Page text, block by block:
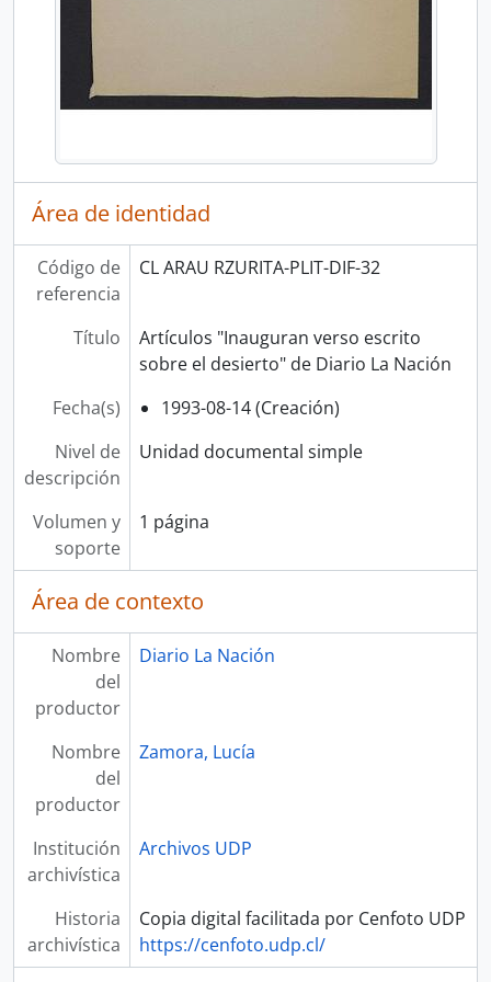
Área de identidad
Código de
referencia
CL ARAU RZURITA-PLIT-DIF-32
Título
Artículos "Inauguran verso escrito
sobre el desierto" de Diario La Nación
Fecha(s)
1993-08-14 (Creación)
Nivel de
descripción
Unidad documental simple
Volumen y
soporte
1 página
Área de contexto
Nombre
del
productor
Diario La Nación
Nombre
del
productor
Zamora, Lucía
Institución
archivística
Archivos UDP
Historia
archivística
Copia digital facilitada por Cenfoto UDP
https://cenfoto.udp.cl/